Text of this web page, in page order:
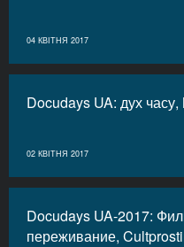
04 КВІТНЯ 2017
Docudays UA: дух
02 КВІТНЯ 2017
Docudays UA-2017:
переживание,